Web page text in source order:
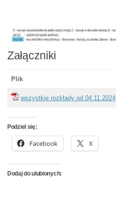
Załączniki
Plik
wszystkie rozkłady od 04.11.2024
Podziel się:
Facebook X
Dodaj do ulubionych: